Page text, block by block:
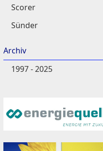
Scorer
Sünder
Archiv
1997 - 2025